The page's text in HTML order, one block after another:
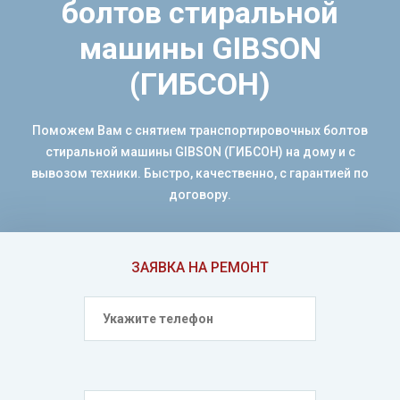
ЗАЯВКА НА РЕМОНТ
болтов стиральной
машины GIBSON
(ГИБСОН)
Поможем Вам с снятием транспортировочных болтов
стиральной машины GIBSON (ГИБСОН) на дому и с
вывозом техники. Быстро, качественно, с гарантией по
договору.